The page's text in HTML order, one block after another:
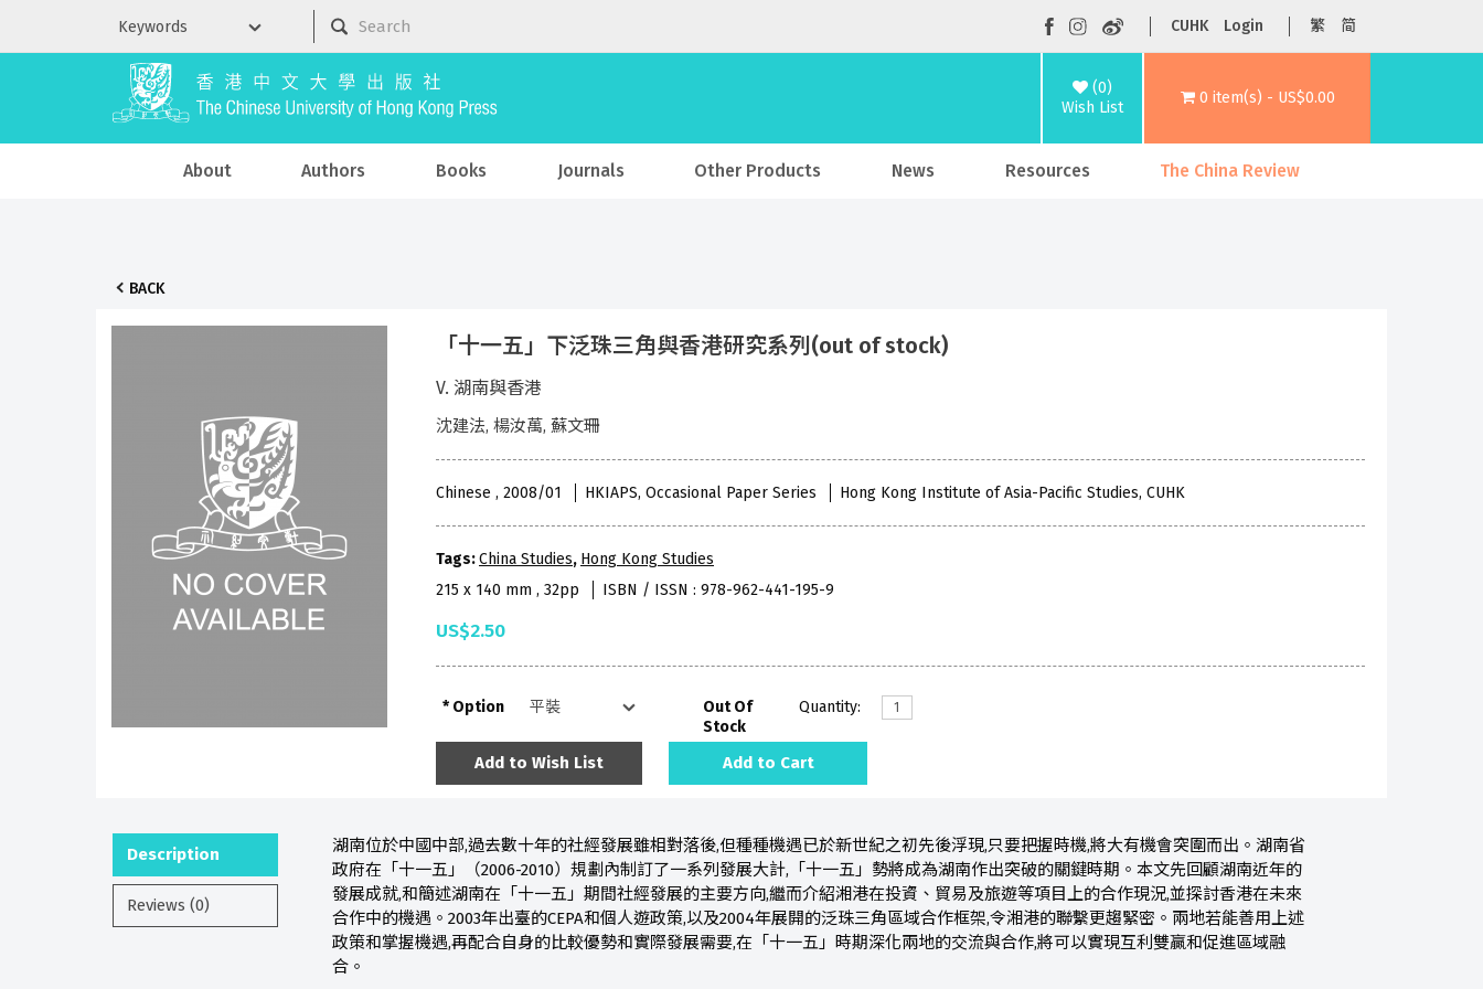
CUHK Login 繁 简
(0)
Wish List
0 item(s) - US$0.00
About Authors Books Journals Other Products News Resources The China Review
BACK
「十一五」下泛珠三角與香港研究系列(out of stock)
V. 湖南與香港
沈建法, 楊汝萬, 蘇文珊
Chinese , 2008/01 HKIAPS, Occasional Paper Series Hong Kong Institute of Asia-Pacific Studies, CUHK
Tags:China Studies, Hong Kong Studies
215 x 140 mm , 32pp
ISBN / ISSN : 978-962-441-195-9
US$2.50
Option
Out Of
Stock
Quantity:
Add to Wish List Add to Cart
Description
Reviews (0)
湖南位於中國中部,過去數十年的社經發展雖相對落後,但種種機遇已於新世紀之初先後浮現,只要把握時機,將大有機會突圍而出。湖南省
政府在「十一五」（2006-2010）規劃內制訂了一系列發展大計,「十一五」勢將成為湖南作出突破的關鍵時期。本文先回顧湖南近年的
發展成就,和簡述湖南在「十一五」期間社經發展的主要方向,繼而介紹湘港在投資、貿易及旅遊等項目上的合作現況,並探討香港在未來
合作中的機遇。2003年出臺的CEPA和個人遊政策,以及2004年展開的泛珠三角區域合作框架,令湘港的聯繫更趨緊密。兩地若能善用上述
政策和掌握機遇,再配合自身的比較優勢和實際發展需要,在「十一五」時期深化兩地的交流與合作,將可以實現互利雙贏和促進區域融
合。